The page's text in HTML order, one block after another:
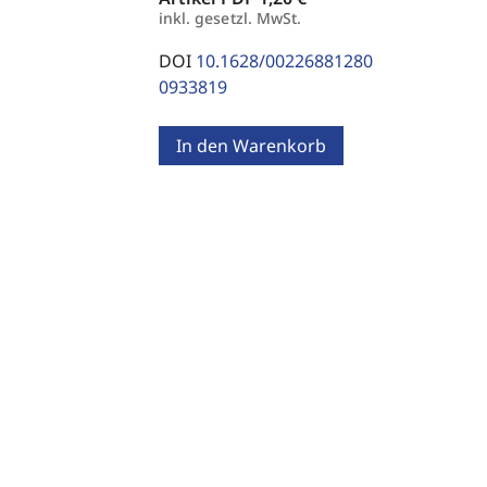
inkl. gesetzl. MwSt.
DOI 10.1628/00226881280
0933819
In den Warenkorb